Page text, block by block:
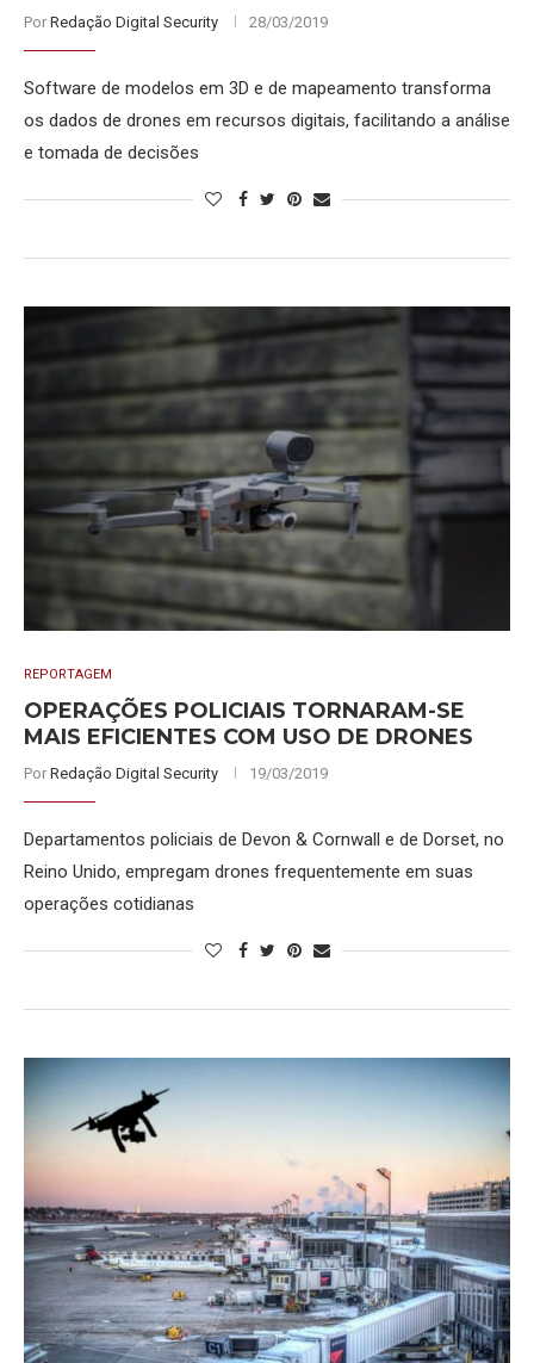
Por Redação Digital Security 28/03/2019
Software de modelos em 3D e de mapeamento transforma
os dados de drones em recursos digitais, facilitando a análise
e tomada de decisões
REPORTAGEM
OPERAÇÕES POLICIAIS TORNARAM-SE
MAIS EFICIENTES COM USO DE DRONES
Por Redação Digital Security 19/03/2019
Departamentos policiais de Devon & Cornwall e de Dorset, no
Reino Unido, empregam drones frequentemente em suas
operações cotidianas